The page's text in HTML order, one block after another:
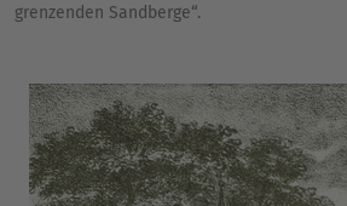
grenzenden Sandberge“.